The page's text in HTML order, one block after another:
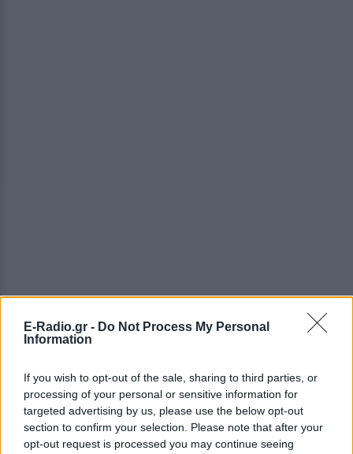
E-Radio.gr - Do Not Process My Personal
Information
If you wish to opt-out of the sale, sharing to third parties, or
processing of your personal or sensitive information for
targeted advertising by us, please use the below opt-out
section to confirm your selection. Please note that after your
opt-out request is processed you may continue seeing
ΣΤΗΝ ΙΔΙΑ ΚΑΤΗΓΟΡΙΑ
Ατύχημα για τον Ιβάν Σβιτάιλο